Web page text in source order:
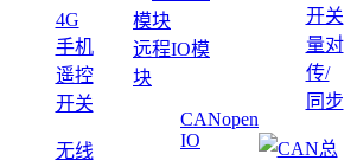
4G
手机
遥控
开关
无线
远程IO模
块
CANopen
IO
开关
量对
传/
同步